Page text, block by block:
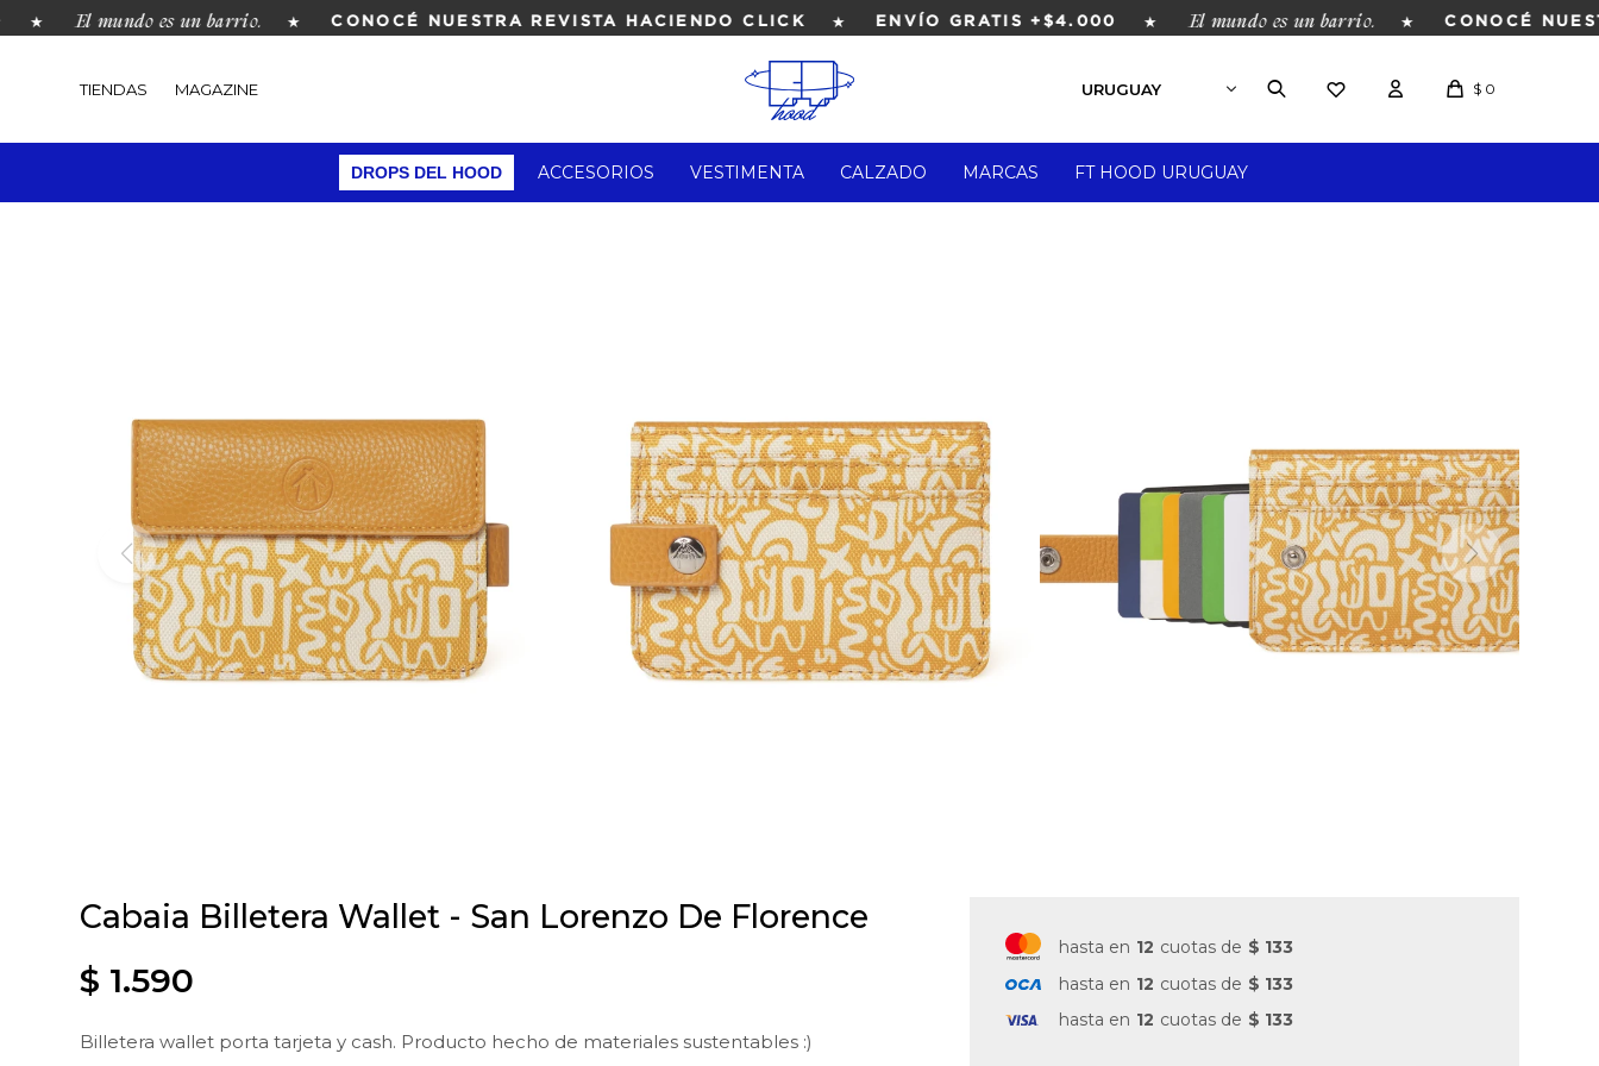
El mundo es un barrio. ★ CONOCÉ NUESTRA REVISTA HACIENDO CLICK ★ ENVÍO GRATIS +$4.000 ★ El mundo es un barrio. ★ CONOCÉ
DROPS DEL HOOD ACCESORIOS VESTIMENTA CALZADO MARCAS FT HOOD URUGUAY
$ 0
TIENDAS MAGAZINE
Cabaia Billetera Wallet - San Lorenzo De Florence
$ 1.590
Billetera wallet porta tarjeta y cash. Producto hecho de materiales sustentables :)
hasta en 12 cuotas de $ 133
hasta en 12 cuotas de $ 133
hasta en 12 cuotas de $ 133